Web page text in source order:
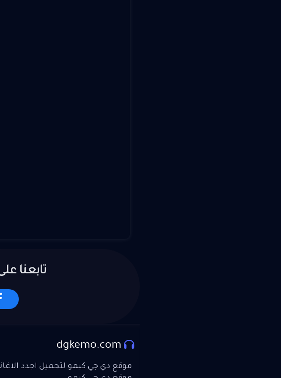
تابعنا
dgkemo.com
موقع دي جي كيمو لتحميل اجدد